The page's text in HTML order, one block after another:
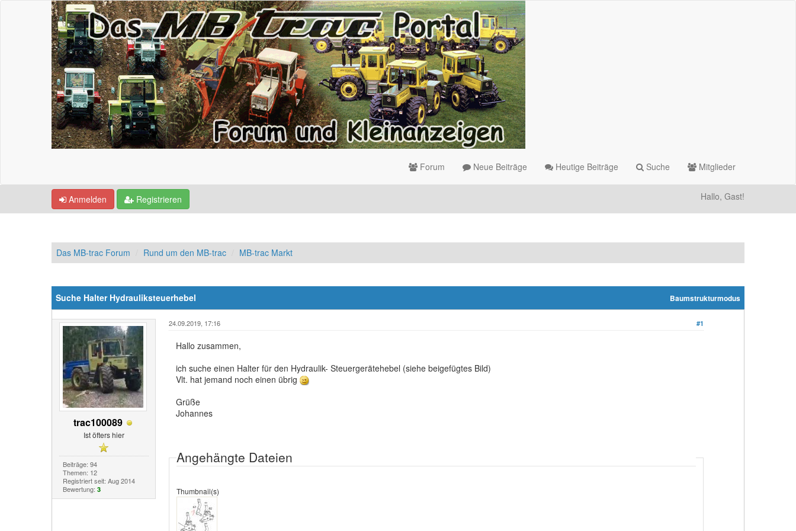
Forum Neue Beiträge Heutige Beiträge Suche Mitglieder
Anmelden Registrieren Hallo, Gast!
Das MB-trac Forum Rund um den MB-trac MB-trac Markt
Baumstrukturmodus
Suche Halter Hydrauliksteuerhebel
trac100089
Ist öfters hier
Beiträge: 94
Themen: 12
Registriert seit: Aug 2014
Bewertung: 3
#1
24.09.2019, 17:16
Hallo zusammen,
ich suche einen Halter für den Hydraulik- Steuergerätehebel (siehe beigefügtes Bild)
Vlt. hat jemand noch einen übrig
Grüße
Johannes
Angehängte Dateien
Thumbnail(s)